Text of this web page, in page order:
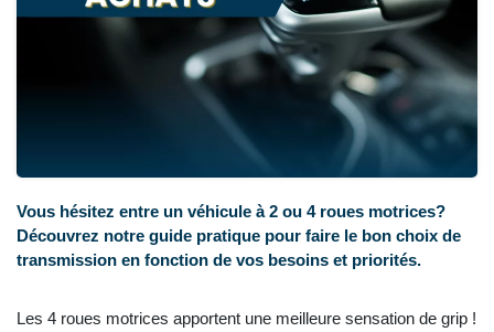
Vous hésitez entre un véhicule à 2 ou 4 roues motrices?
Découvrez notre guide pratique pour faire le bon choix de
transmission en fonction de vos besoins et priorités.
Les 4 roues motrices apportent une meilleure sensation de grip !